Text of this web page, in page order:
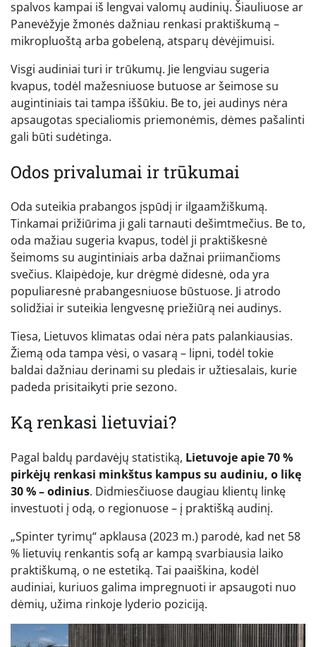
spalvos kampai iš lengvai valomų audinių. Šiauliuose ar
Panevėžyje žmonės dažniau renkasi praktiškumą –
mikropluoštą arba gobeleną, atsparų dėvėjimuisi.
Visgi audiniai turi ir trūkumų. Jie lengviau sugeria
kvapus, todėl mažesniuose butuose ar šeimose su
augintiniais tai tampa iššūkiu. Be to, jei audinys nėra
apsaugotas specialiomis priemonėmis, dėmes pašalinti
gali būti sudėtinga.
Odos privalumai ir trūkumai
Oda suteikia prabangos įspūdį ir ilgaamžiškumą.
Tinkamai prižiūrima ji gali tarnauti dešimtmečius. Be to,
oda mažiau sugeria kvapus, todėl ji praktiškesnė
šeimoms su augintiniais arba dažnai priimančioms
svečius. Klaipėdoje, kur drėgmė didesnė, oda yra
populiaresnė prabangesniuose būstuose. Ji atrodo
solidžiai ir suteikia lengvesnę priežiūrą nei audinys.
Tiesa, Lietuvos klimatas odai nėra pats palankiausias.
Žiemą oda tampa vėsi, o vasarą – lipni, todėl tokie
baldai dažniau derinami su pledais ir užtiesalais, kurie
padeda prisitaikyti prie sezono.
Ką renkasi lietuviai?
Pagal baldų pardavėjų statistiką, Lietuvoje apie 70 %
pirkėjų renkasi minkštus kampus su audiniu, o likę
30 % – odinius. Didmiesčiuose daugiau klientų linkę
investuoti į odą, o regionuose – į praktišką audinį.
„Spinter tyrimų“ apklausa (2023 m.) parodė, kad net 58
% lietuvių renkantis sofą ar kampą svarbiausia laiko
praktiškumą, o ne estetiką. Tai paaiškina, kodėl
audiniai, kuriuos galima impregnuoti ir apsaugoti nuo
dėmių, užima rinkoje lyderio poziciją.